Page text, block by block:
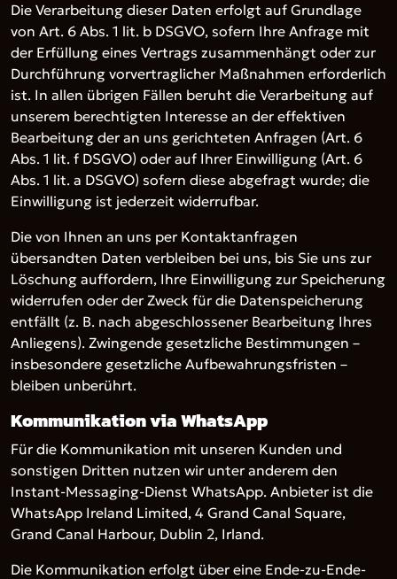
Die Verarbeitung dieser Daten erfolgt auf Grundlage
von Art. 6 Abs. 1 lit. b DSGVO, sofern Ihre Anfrage mit
der Erfüllung eines Vertrags zusammenhängt oder zur
Durchführung vorvertraglicher Maßnahmen erforderlich
ist. In allen übrigen Fällen beruht die Verarbeitung auf
unserem berechtigten Interesse an der effektiven
Bearbeitung der an uns gerichteten Anfragen (Art. 6
Abs. 1 lit. f DSGVO) oder auf Ihrer Einwilligung (Art. 6
Abs. 1 lit. a DSGVO) sofern diese abgefragt wurde; die
Einwilligung ist jederzeit widerrufbar.
Die von Ihnen an uns per Kontaktanfragen
übersandten Daten verbleiben bei uns, bis Sie uns zur
Löschung auffordern, Ihre Einwilligung zur Speicherung
widerrufen oder der Zweck für die Datenspeicherung
entfällt (z. B. nach abgeschlossener Bearbeitung Ihres
Anliegens). Zwingende gesetzliche Bestimmungen –
insbesondere gesetzliche Aufbewahrungsfristen –
bleiben unberührt.
Kommunikation via WhatsApp
Für die Kommunikation mit unseren Kunden und
sonstigen Dritten nutzen wir unter anderem den
Instant-Messaging-Dienst WhatsApp. Anbieter ist die
WhatsApp Ireland Limited, 4 Grand Canal Square,
Grand Canal Harbour, Dublin 2, Irland.
Die Kommunikation erfolgt über eine Ende-zu-Ende-